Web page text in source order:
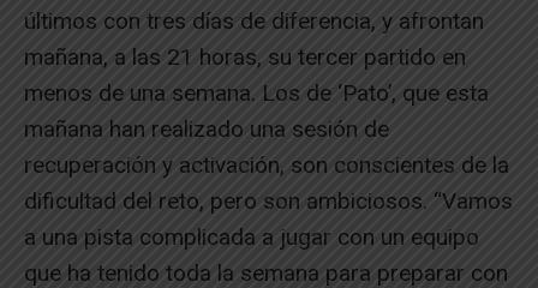
últimos con tres días de diferencia, y afrontan
mañana, a las 21 horas, su tercer partido en
menos de una semana. Los de ‘Pato’, que esta
mañana han realizado una sesión de
recuperación y activación, son conscientes de la
dificultad del reto, pero son ambiciosos. “Vamos
a una pista complicada a jugar con un equipo
que ha tenido toda la semana para preparar con